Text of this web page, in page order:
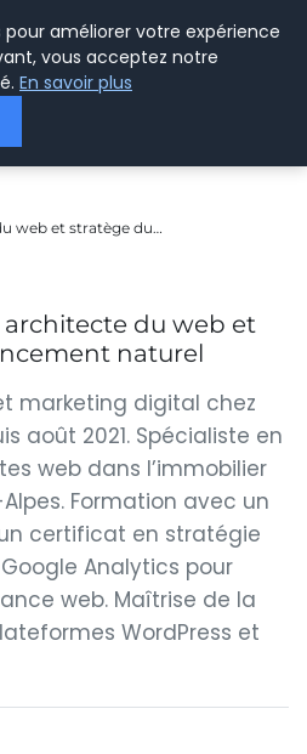
web et stratège du…
architecte du web et
naturel
marketing digital chez
août 2021. Spécialiste en
web dans l’immobilier
Formation avec un
certificat en stratégie
Analytics pour
web. Maîtrise de la
WordPress et
pour améliorer votre expérience
vous acceptez notre
En savoir plus